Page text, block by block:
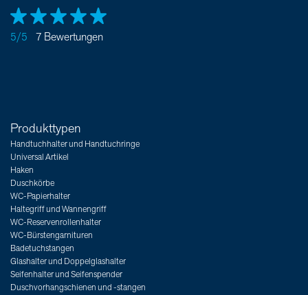
5/5 7 Bewertungen
Produkttypen
Handtuchhalter und Handtuchringe
Universal Artikel
Haken
Duschkörbe
WC-Papierhalter
Haltegriff und Wannengriff
WC-Reservenrollenhalter
WC-Bürstengarnituren
Badetuchstangen
Glashalter und Doppelglashalter
Seifenhalter und Seifenspender
Duschvorhangschienen und -stangen